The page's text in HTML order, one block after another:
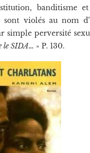
banditisme
sont violés au nom
simple perversité
le SIDA… » P. 130.